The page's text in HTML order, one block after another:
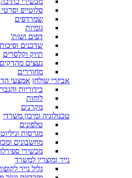
סלוטייפ
שמרדפים
גומיות
דפים ושות'
שדכנים וסיכות
תיוק וקלסרים
נעצים מהדקים
מחוררים
אביזרי שולחן אמצעי
בידוריות
לוחות
מקרנים
טכנולוגיה ומיכון משרדי
טלפונים
מגרסות
מחשבונים
מכשירי
נייר ומוצריו למשרד
גליל נייר